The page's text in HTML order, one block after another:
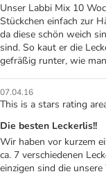
Unser Labbi Mix 10
Stückchen einfach zur
da diese schön weich
sind. So kaut er die
gefräßig runter, wie
07.04.16
This is a stars rating
Die besten Leckerlis!!
Wir haben vor kurzem
ca. 7 verschiedenen
einzigen sind die